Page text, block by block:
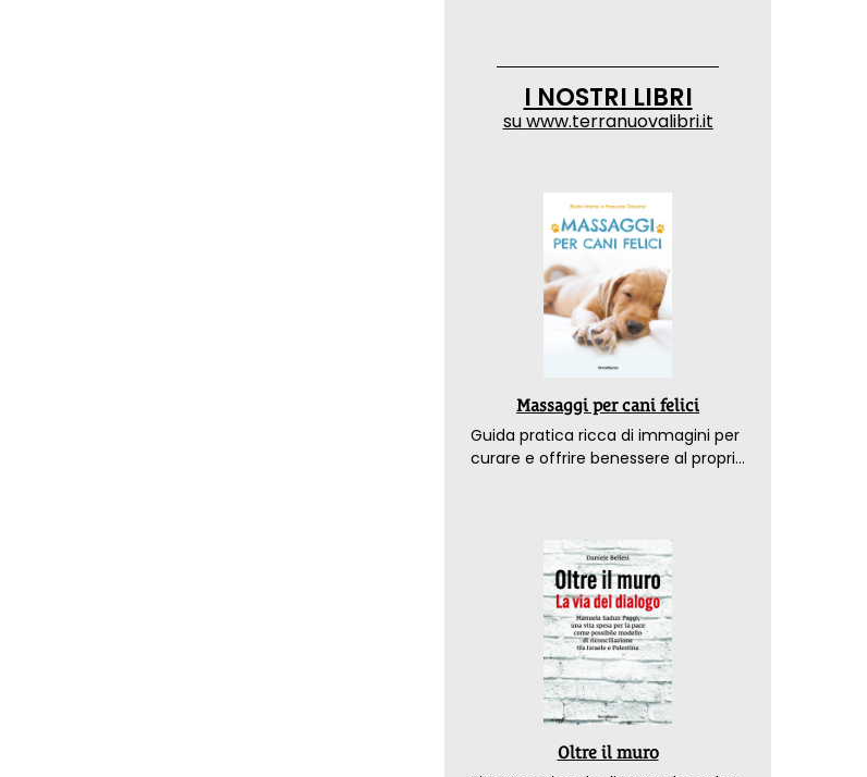
I NOSTRI LIBRI
suwww.terranuovalibri.it
Massaggi per cani felici
Guida pratica ricca di immagini per
curare e offrire benessere al proprio
Oltre il muro